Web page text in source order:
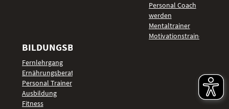
Personal Coach
werden
Mentaltrainer
Motivationstrainer
BILDUNGSBEREICHE
Fernlehrgang
Ernährungsberater
Personal Trainer
Ausbildung
Fitness